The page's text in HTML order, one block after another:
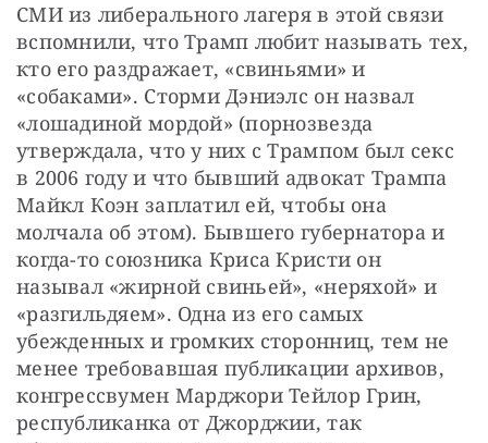
СМИ из либерального лагеря в этой связи
вспомнили, что Трамп любит называть тех,
кто его раздражает, «свиньями» и
«собаками». Сторми Дэниэлс он назвал
«лошадиной мордой» (порнозвезда
утверждала, что у них с Трампом был секс
в 2006 году и что бывший адвокат Трампа
Майкл Коэн заплатил ей, чтобы она
молчала об этом). Бывшего губернатора и
когда-то союзника Криса Кристи он
называл «жирной свиньей», «неряхой» и
«разгильдяем». Одна из его самых
убежденных и громких сторонниц, тем не
менее требовавшая публикации архивов,
конгрессвумен Марджори Тейлор Грин,
республиканка от Джорджии, так